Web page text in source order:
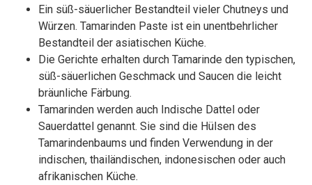
Ein süß-säuerlicher Bestandteil vieler Chutneys und
Würzen. Tamarinden Paste ist ein unentbehrlicher
Bestandteil der asiatischen Küche.
Die Gerichte erhalten durch Tamarinde den typischen,
süß-säuerlichen Geschmack und Saucen die leicht
bräunliche Färbung.
Tamarinden werden auch Indische Dattel oder
Sauerdattel genannt. Sie sind die Hülsen des
Tamarindenbaums und finden Verwendung in der
indischen, thailändischen, indonesischen oder auch
afrikanischen Küche.